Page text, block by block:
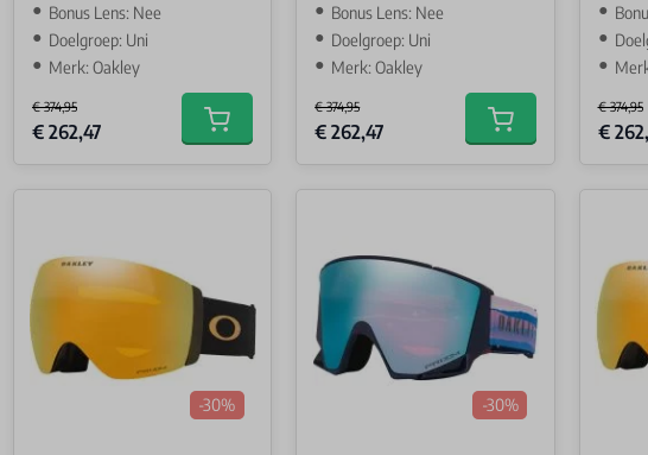
Bonus Lens: Nee
Doelgroep: Uni
Merk: Oakley
€ 374,95
Special Price
€ 262,47 Add to cart
Bonus Lens: Nee
Doelgroep: Uni
Merk: Oakley
€ 374,95
Special Price
€ 262,47 Add to cart
€ 374,95
Special
€
-30% -30%